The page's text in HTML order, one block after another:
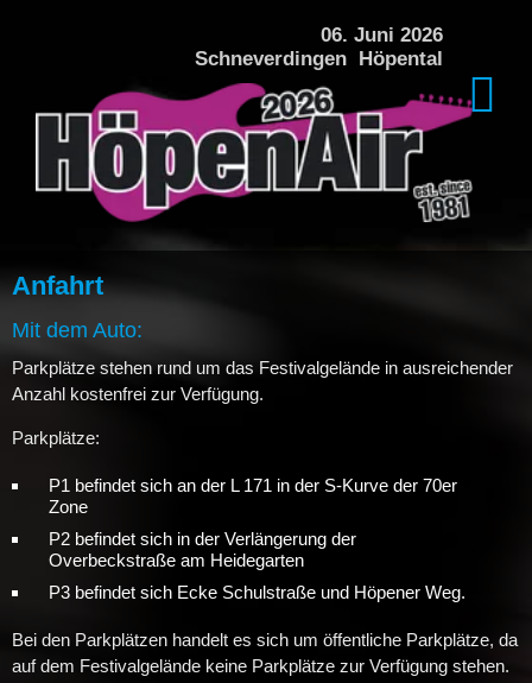
06. Juni 2026
Schneverdingen Höpental
Anfahrt
Mit dem Auto:
Parkplätze stehen rund um das Festivalgelände in ausreichender
Anzahl kostenfrei zur Verfügung.
Parkplätze:
P1 befindet sich an der L 171 in der S-Kurve der 70er
Zone
P2 befindet sich in der Verlängerung der
Overbeckstraße am Heidegarten
P3 befindet sich Ecke Schulstraße und Höpener Weg.
Bei den Parkplätzen handelt es sich um öffentliche Parkplätze, da
auf dem Festivalgelände keine Parkplätze zur Verfügung stehen.
PREISE + VERPFLEGUNG
ÜBERNACHTUNG
KINDERPROGRAMM
HISTORIE
GALERIE HÖPENAIR 2024
GALERIE HÖPENAIR 2022